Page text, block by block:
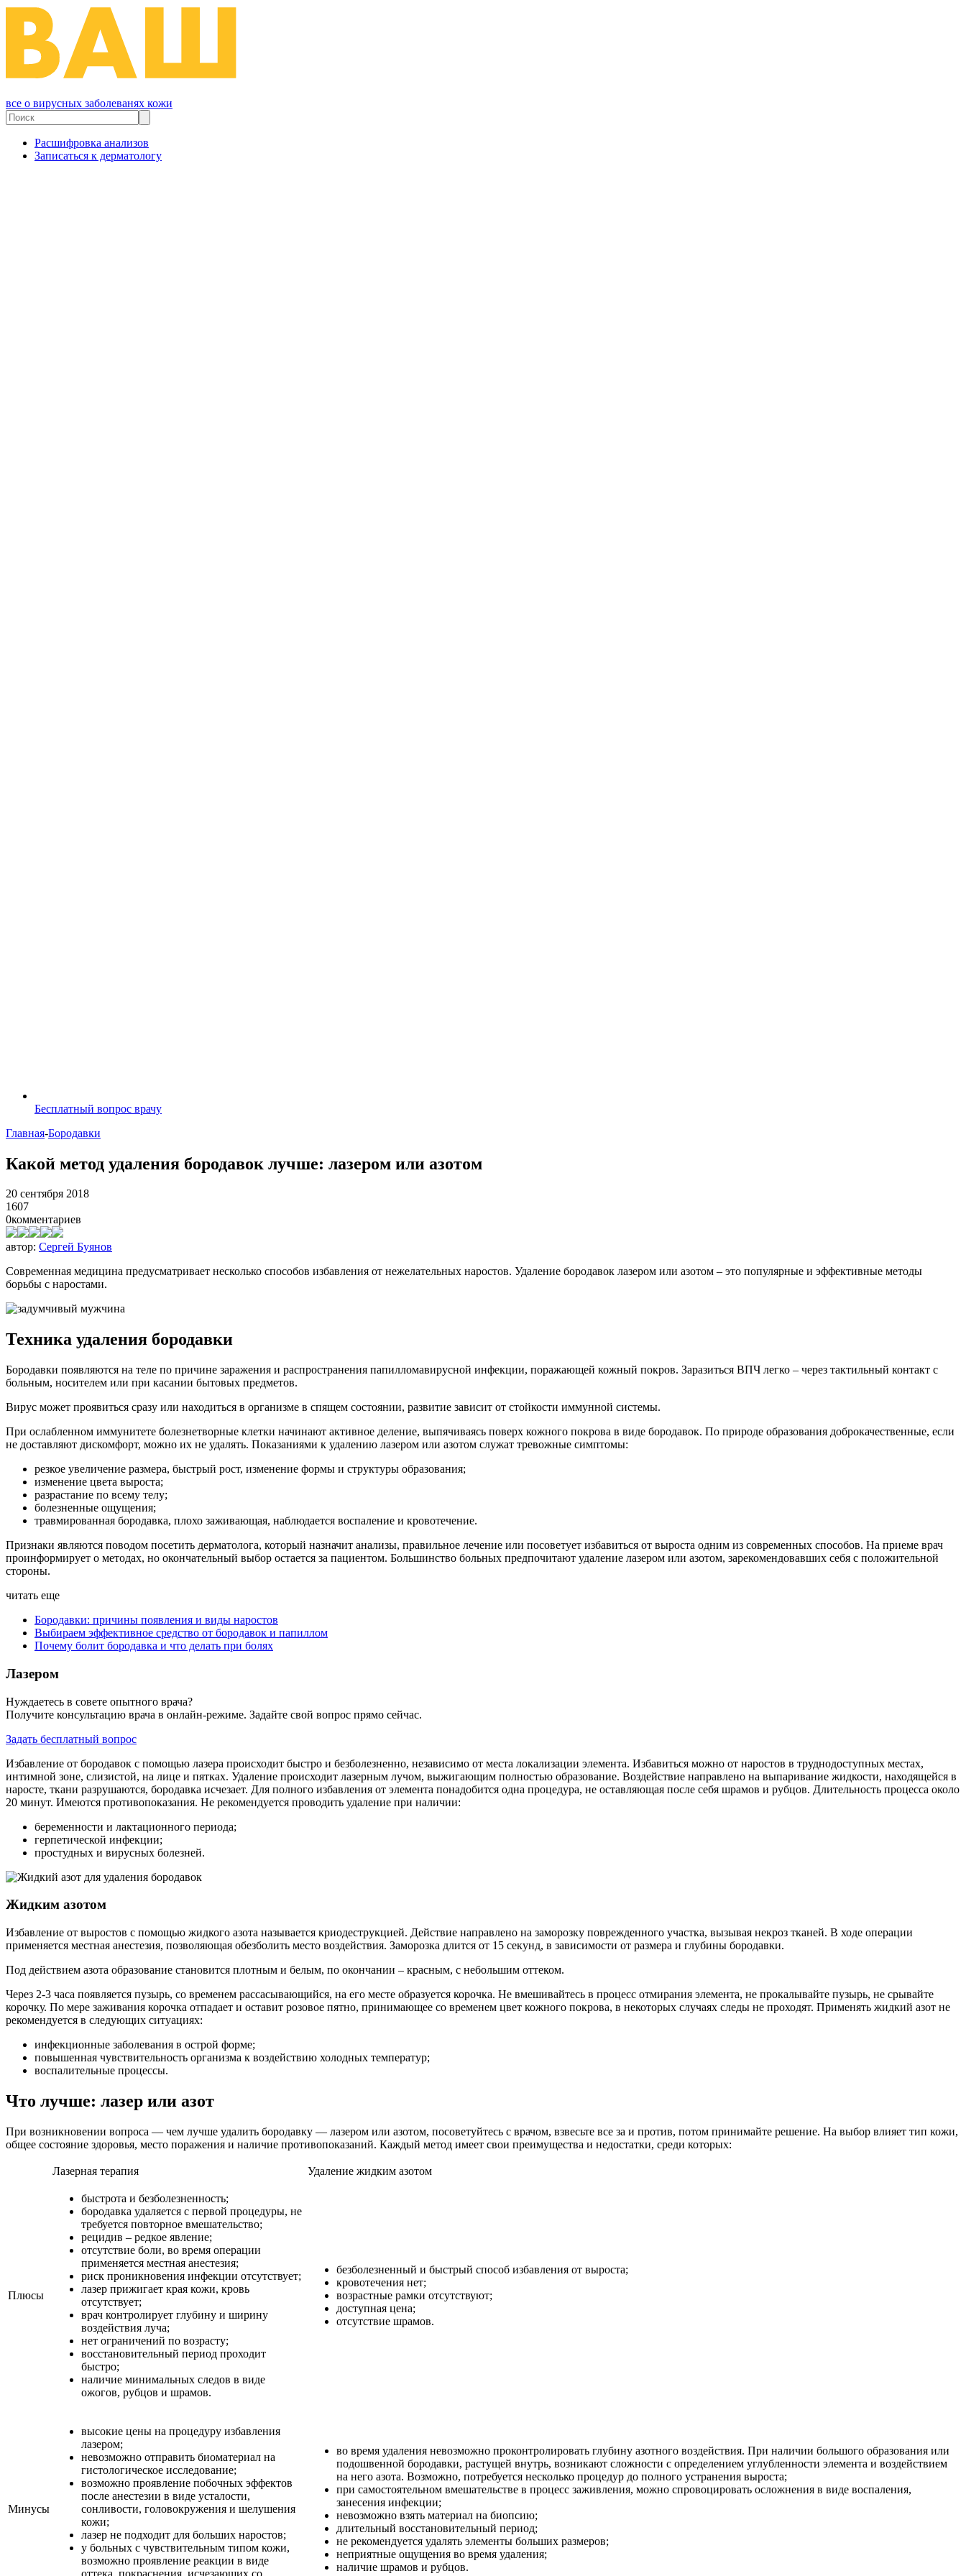
все о вирусных заболеванях кожи
Расшифровка анализов
Записаться к дерматологу
Бесплатный вопрос врачу
Главная-Бородавки
Какой метод удаления бородавок лучше: лазером или азотом
20 сентября 2018
1607
0комментариев
автор: Сергей Буянов
Современная медицина предусматривает несколько способов избавления от нежелательных наростов. Удаление бородавок лазером или азотом – это популярные и эффективные методы
борьбы с наростами.
Техника удаления бородавки
Бородавки появляются на теле по причине заражения и распространения папилломавирусной инфекции, поражающей кожный покров. Заразиться ВПЧ легко – через тактильный контакт с
больным, носителем или при касании бытовых предметов.
Вирус может проявиться сразу или находиться в организме в спящем состоянии, развитие зависит от стойкости иммунной системы.
При ослабленном иммунитете болезнетворные клетки начинают активное деление, выпячиваясь поверх кожного покрова в виде бородавок. По природе образования доброкачественные, если
не доставляют дискомфорт, можно их не удалять. Показаниями к удалению лазером или азотом служат тревожные симптомы:
резкое увеличение размера, быстрый рост, изменение формы и структуры образования;
изменение цвета выроста;
разрастание по всему телу;
болезненные ощущения;
травмированная бородавка, плохо заживающая, наблюдается воспаление и кровотечение.
Признаки являются поводом посетить дерматолога, который назначит анализы, правильное лечение или посоветует избавиться от выроста одним из современных способов. На приеме врач
проинформирует о методах, но окончательный выбор остается за пациентом. Большинство больных предпочитают удаление лазером или азотом, зарекомендовавших себя с положительной
стороны.
читать еще
Бородавки: причины появления и виды наростов
Выбираем эффективное средство от бородавок и папиллом
Почему болит бородавка и что делать при болях
Лазером
Нуждаетесь в совете опытного врача?
Получите консультацию врача в онлайн-режиме. Задайте свой вопрос прямо сейчас.
Задать бесплатный вопрос
Избавление от бородавок с помощью лазера происходит быстро и безболезненно, независимо от места локализации элемента. Избавиться можно от наростов в труднодоступных местах,
интимной зоне, слизистой, на лице и пятках. Удаление происходит лазерным лучом, выжигающим полностью образование. Воздействие направлено на выпаривание жидкости, находящейся в
наросте, ткани разрушаются, бородавка исчезает. Для полного избавления от элемента понадобится одна процедура, не оставляющая после себя шрамов и рубцов. Длительность процесса около
20 минут. Имеются противопоказания. Не рекомендуется проводить удаление при наличии:
беременности и лактационного периода;
герпетической инфекции;
простудных и вирусных болезней.
Жидким азотом
Избавление от выростов с помощью жидкого азота называется криодеструкцией. Действие направлено на заморозку поврежденного участка, вызывая некроз тканей. В ходе операции
применяется местная анестезия, позволяющая обезболить место воздействия. Заморозка длится от 15 секунд, в зависимости от размера и глубины бородавки.
Под действием азота образование становится плотным и белым, по окончании – красным, с небольшим оттеком.
Через 2-3 часа появляется пузырь, со временем рассасывающийся, на его месте образуется корочка. Не вмешивайтесь в процесс отмирания элемента, не прокалывайте пузырь, не срывайте
корочку. По мере заживания корочка отпадает и оставит розовое пятно, принимающее со временем цвет кожного покрова, в некоторых случаях следы не проходят. Применять жидкий азот не
рекомендуется в следующих ситуациях:
инфекционные заболевания в острой форме;
повышенная чувствительность организма к воздействию холодных температур;
воспалительные процессы.
Что лучше: лазер или азот
При возникновении вопроса — чем лучше удалить бородавку — лазером или азотом, посоветуйтесь с врачом, взвесьте все за и против, потом принимайте решение. На выбор влияет тип кожи,
общее состояние здоровья, место поражения и наличие противопоказаний. Каждый метод имеет свои преимущества и недостатки, среди которых:
Лазерная терапия Удаление жидким азотом
Плюсы
быстрота и безболезненность;
бородавка удаляется с первой процедуры, не
требуется повторное вмешательство;
рецидив – редкое явление;
отсутствие боли, во время операции
применяется местная анестезия;
риск проникновения инфекции отсутствует;
лазер прижигает края кожи, кровь
отсутствует;
врач контролирует глубину и ширину
воздействия луча;
нет ограничений по возрасту;
восстановительный период проходит
быстро;
наличие минимальных следов в виде
ожогов, рубцов и шрамов.
безболезненный и быстрый способ избавления от выроста;
кровотечения нет;
возрастные рамки отсутствуют;
доступная цена;
отсутствие шрамов.
Минусы
высокие цены на процедуру избавления
лазером;
невозможно отправить биоматериал на
гистологическое исследование;
возможно проявление побочных эффектов
после анестезии в виде усталости,
сонливости, головокружения и шелушения
кожи;
лазер не подходит для больших наростов;
у больных с чувствительным типом кожи,
возможно проявление реакции в виде
оттека, покраснения, исчезающих со
во время удаления невозможно проконтролировать глубину азотного воздействия. При наличии большого образования или
подошвенной бородавки, растущей внутрь, возникают сложности с определением углубленности элемента и воздействием
на него азота. Возможно, потребуется несколько процедур до полного устранения выроста;
при самостоятельном вмешательстве в процесс заживления, можно спровоцировать осложнения в виде воспаления,
занесения инфекции;
невозможно взять материал на биопсию;
длительный восстановительный период;
не рекомендуется удалять элементы больших размеров;
неприятные ощущения во время удаления;
наличие шрамов и рубцов.